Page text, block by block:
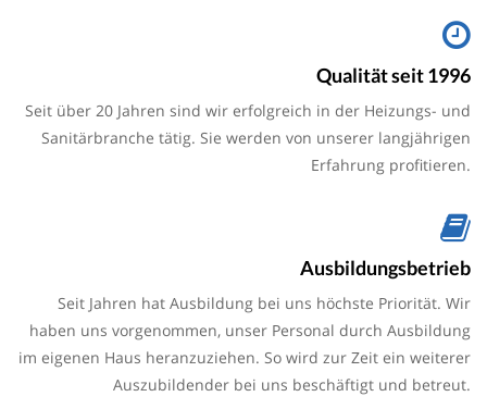
Qualität seit 1996
Seit über 20 Jahren sind wir erfolgreich in der Heizungs- und
Sanitärbranche tätig. Sie werden von unserer langjährigen
Erfahrung profitieren.
Ausbildungsbetrieb
Seit Jahren hat Ausbildung bei uns höchste Priorität. Wir
haben uns vorgenommen, unser Personal durch Ausbildung
im eigenen Haus heranzuziehen. So wird zur Zeit ein weiterer
Auszubildender bei uns beschäftigt und betreut.